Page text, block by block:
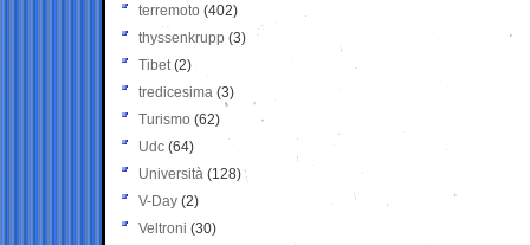
terremoto (402)
thyssenkrupp (3)
Tibet(2)
tredicesima (3)
Turismo (62)
Udc (64)
Università (128)
V-Day (2)
Veltroni (30)